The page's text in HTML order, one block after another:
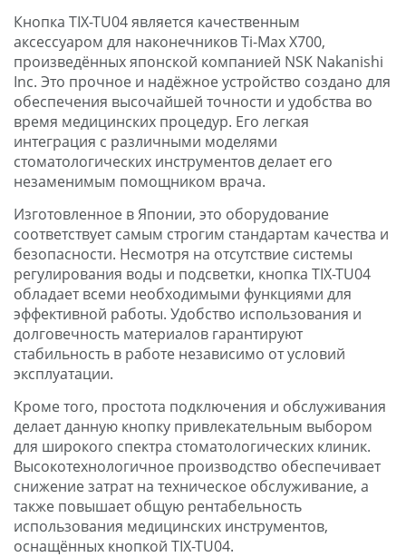
Кнопка TIX-TU04 является качественным
аксессуаром для наконечников Ti-Max X700,
произведённых японской компанией NSK Nakanishi
Inc. Это прочное и надёжное устройство создано для
обеспечения высочайшей точности и удобства во
время медицинских процедур. Его легкая
интеграция с различными моделями
стоматологических инструментов делает его
незаменимым помощником врача.
Изготовленное в Японии, это оборудование
соответствует самым строгим стандартам качества и
безопасности. Несмотря на отсутствие системы
регулирования воды и подсветки, кнопка TIX-TU04
обладает всеми необходимыми функциями для
эффективной работы. Удобство использования и
долговечность материалов гарантируют
стабильность в работе независимо от условий
эксплуатации.
Кроме того, простота подключения и обслуживания
делает данную кнопку привлекательным выбором
для широкого спектра стоматологических клиник.
Высокотехнологичное производство обеспечивает
снижение затрат на техническое обслуживание, а
также повышает общую рентабельность
использования медицинских инструментов,
оснащённых кнопкой TIX-TU04.